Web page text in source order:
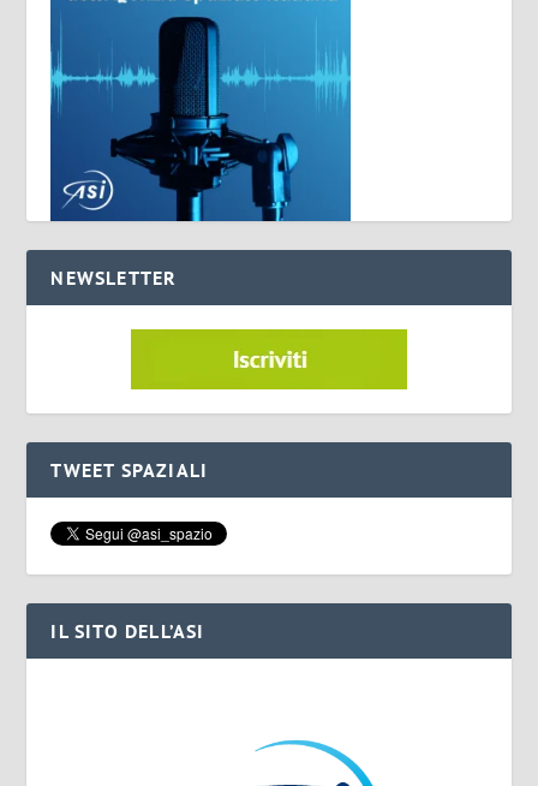
NEWSLETTER
TWEET SPAZIALI
IL SITO DELL’ASI